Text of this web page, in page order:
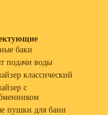
баки
подачи воды
классический
с
пушки для бани